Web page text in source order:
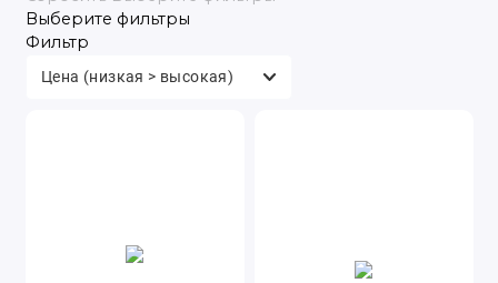
Выберите фильтры
Туризм
Электротранспорт
Фильтр